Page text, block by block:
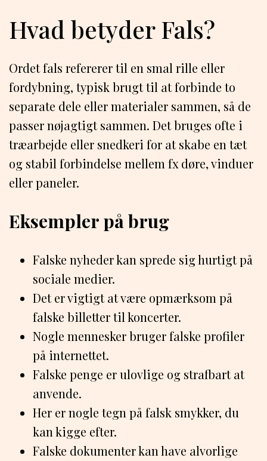
Hvad betyder Fals?
Ordet fals refererer til en smal rille eller
fordybning, typisk brugt til at forbinde to
separate dele eller materialer sammen, så de
passer nøjagtigt sammen. Det bruges ofte i
træarbejde eller snedkeri for at skabe en tæt
og stabil forbindelse mellem fx døre, vinduer
eller paneler.
Eksempler på brug
Falske nyheder kan sprede sig hurtigt på
sociale medier.
Det er vigtigt at være opmærksom på
falske billetter til koncerter.
Nogle mennesker bruger falske profiler
på internettet.
Falske penge er ulovlige og strafbart at
anvende.
Her er nogle tegn på falsk smykker, du
kan kigge efter.
Falske dokumenter kan have alvorlige